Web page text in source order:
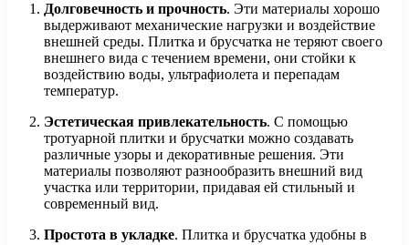
Долговечность и прочность. Эти материалы хорошо
выдерживают механические нагрузки и воздействие
внешней среды. Плитка и брусчатка не теряют своего
внешнего вида с течением времени, они стойки к
воздействию воды, ультрафиолета и перепадам
температур.
Эстетическая привлекательность. С помощью
тротуарной плитки и брусчатки можно создавать
различные узоры и декоративные решения. Эти
материалы позволяют разнообразить внешний вид
участка или территории, придавая ей стильный и
современный вид.
Простота в укладке. Плитка и брусчатка удобны в